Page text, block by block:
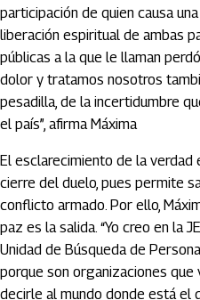
participación de quien causa
liberación espiritual de ambas
públicas a la que le llaman
dolor y tratamos nosotros
pesadilla, de la incertidumbre
el país”, afirma Máxima
El esclarecimiento de la
cierre del duelo, pues permite
conflicto armado. Por ello,
paz es la salida. “Yo creo en la
Unidad de Búsqueda de
porque son organizaciones
decirle al mundo donde está el